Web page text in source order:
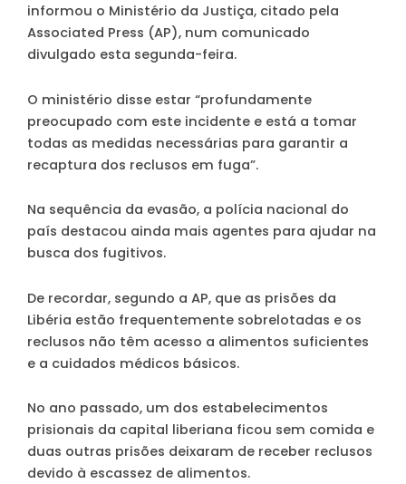
informou o Ministério da Justiça, citado pela
Associated Press (AP), num comunicado
divulgado esta segunda-feira.
O ministério disse estar “profundamente
preocupado com este incidente e está a tomar
todas as medidas necessárias para garantir a
recaptura dos reclusos em fuga”.
Na sequência da evasão, a polícia nacional do
país destacou ainda mais agentes para ajudar na
busca dos fugitivos.
De recordar, segundo a AP, que as prisões da
Libéria estão frequentemente sobrelotadas e os
reclusos não têm acesso a alimentos suficientes
e a cuidados médicos básicos.
No ano passado, um dos estabelecimentos
prisionais da capital liberiana ficou sem comida e
duas outras prisões deixaram de receber reclusos
devido à escassez de alimentos.